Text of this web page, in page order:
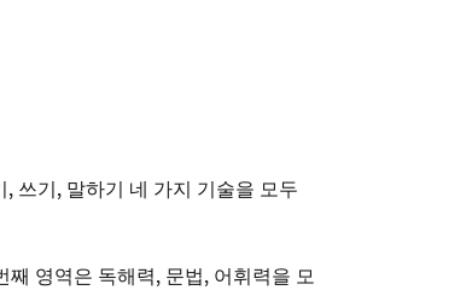
쓰기, 말하기 네 가지 기술을 모두
영역은 독해력, 문법, 어휘력을 모